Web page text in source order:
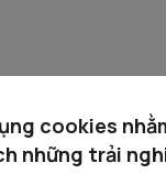
cookies
những trải